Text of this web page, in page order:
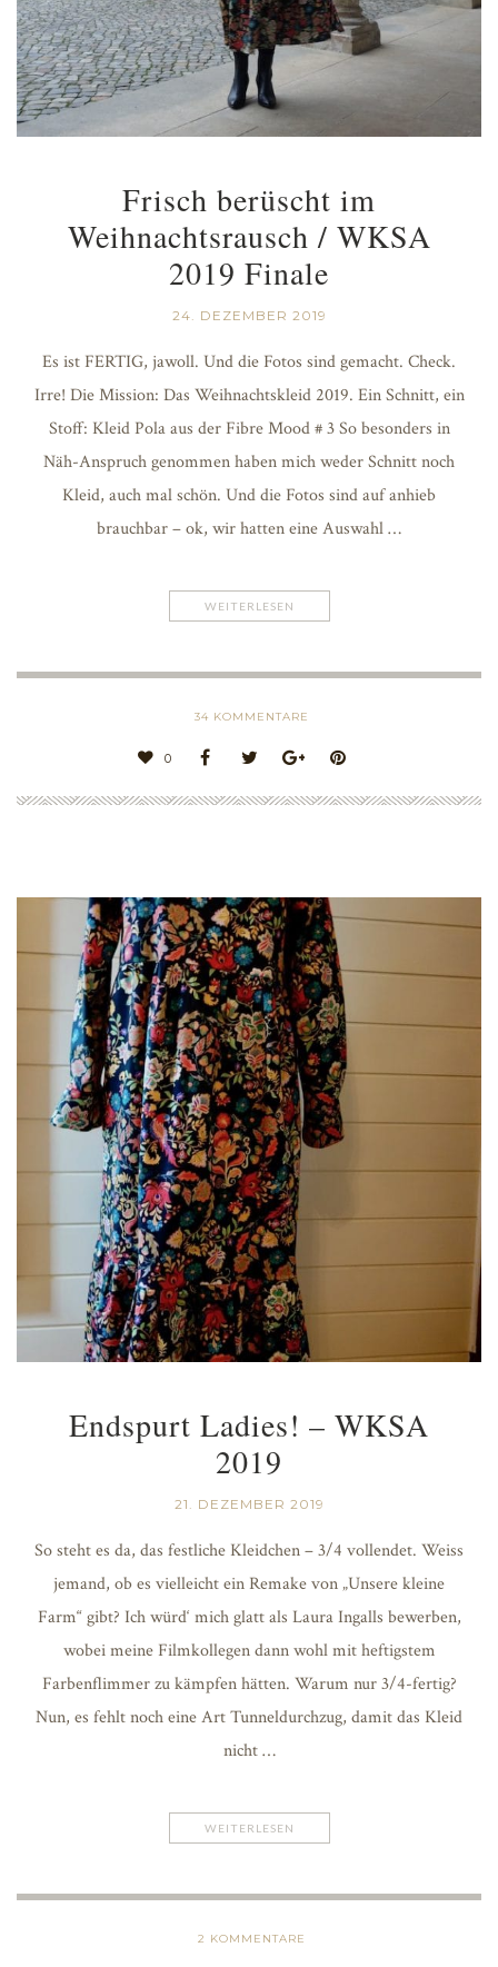
Frisch berüscht im
Weihnachtsrausch / WKSA
2019 Finale
24. DEZEMBER 2019
Es ist FERTIG, jawoll. Und die Fotos sind gemacht. Check.
Irre! Die Mission: Das Weihnachtskleid 2019. Ein Schnitt, ein
Stoff: Kleid Pola aus der Fibre Mood # 3 So besonders in
Näh-Anspruch genommen haben mich weder Schnitt noch
Kleid, auch mal schön. Und die Fotos sind auf anhieb
brauchbar – ok, wir hatten eine Auswahl …
WEITERLESEN
34 KOMMENTARE
0
Endspurt Ladies! – WKSA
2019
21. DEZEMBER 2019
So steht es da, das festliche Kleidchen – 3/4 vollendet. Weiss
jemand, ob es vielleicht ein Remake von „Unsere kleine
Farm“ gibt? Ich würd‘ mich glatt als Laura Ingalls bewerben,
wobei meine Filmkollegen dann wohl mit heftigstem
Farbenflimmer zu kämpfen hätten. Warum nur 3/4-fertig?
Nun, es fehlt noch eine Art Tunneldurchzug, damit das Kleid
nicht …
WEITERLESEN
2 KOMMENTARE